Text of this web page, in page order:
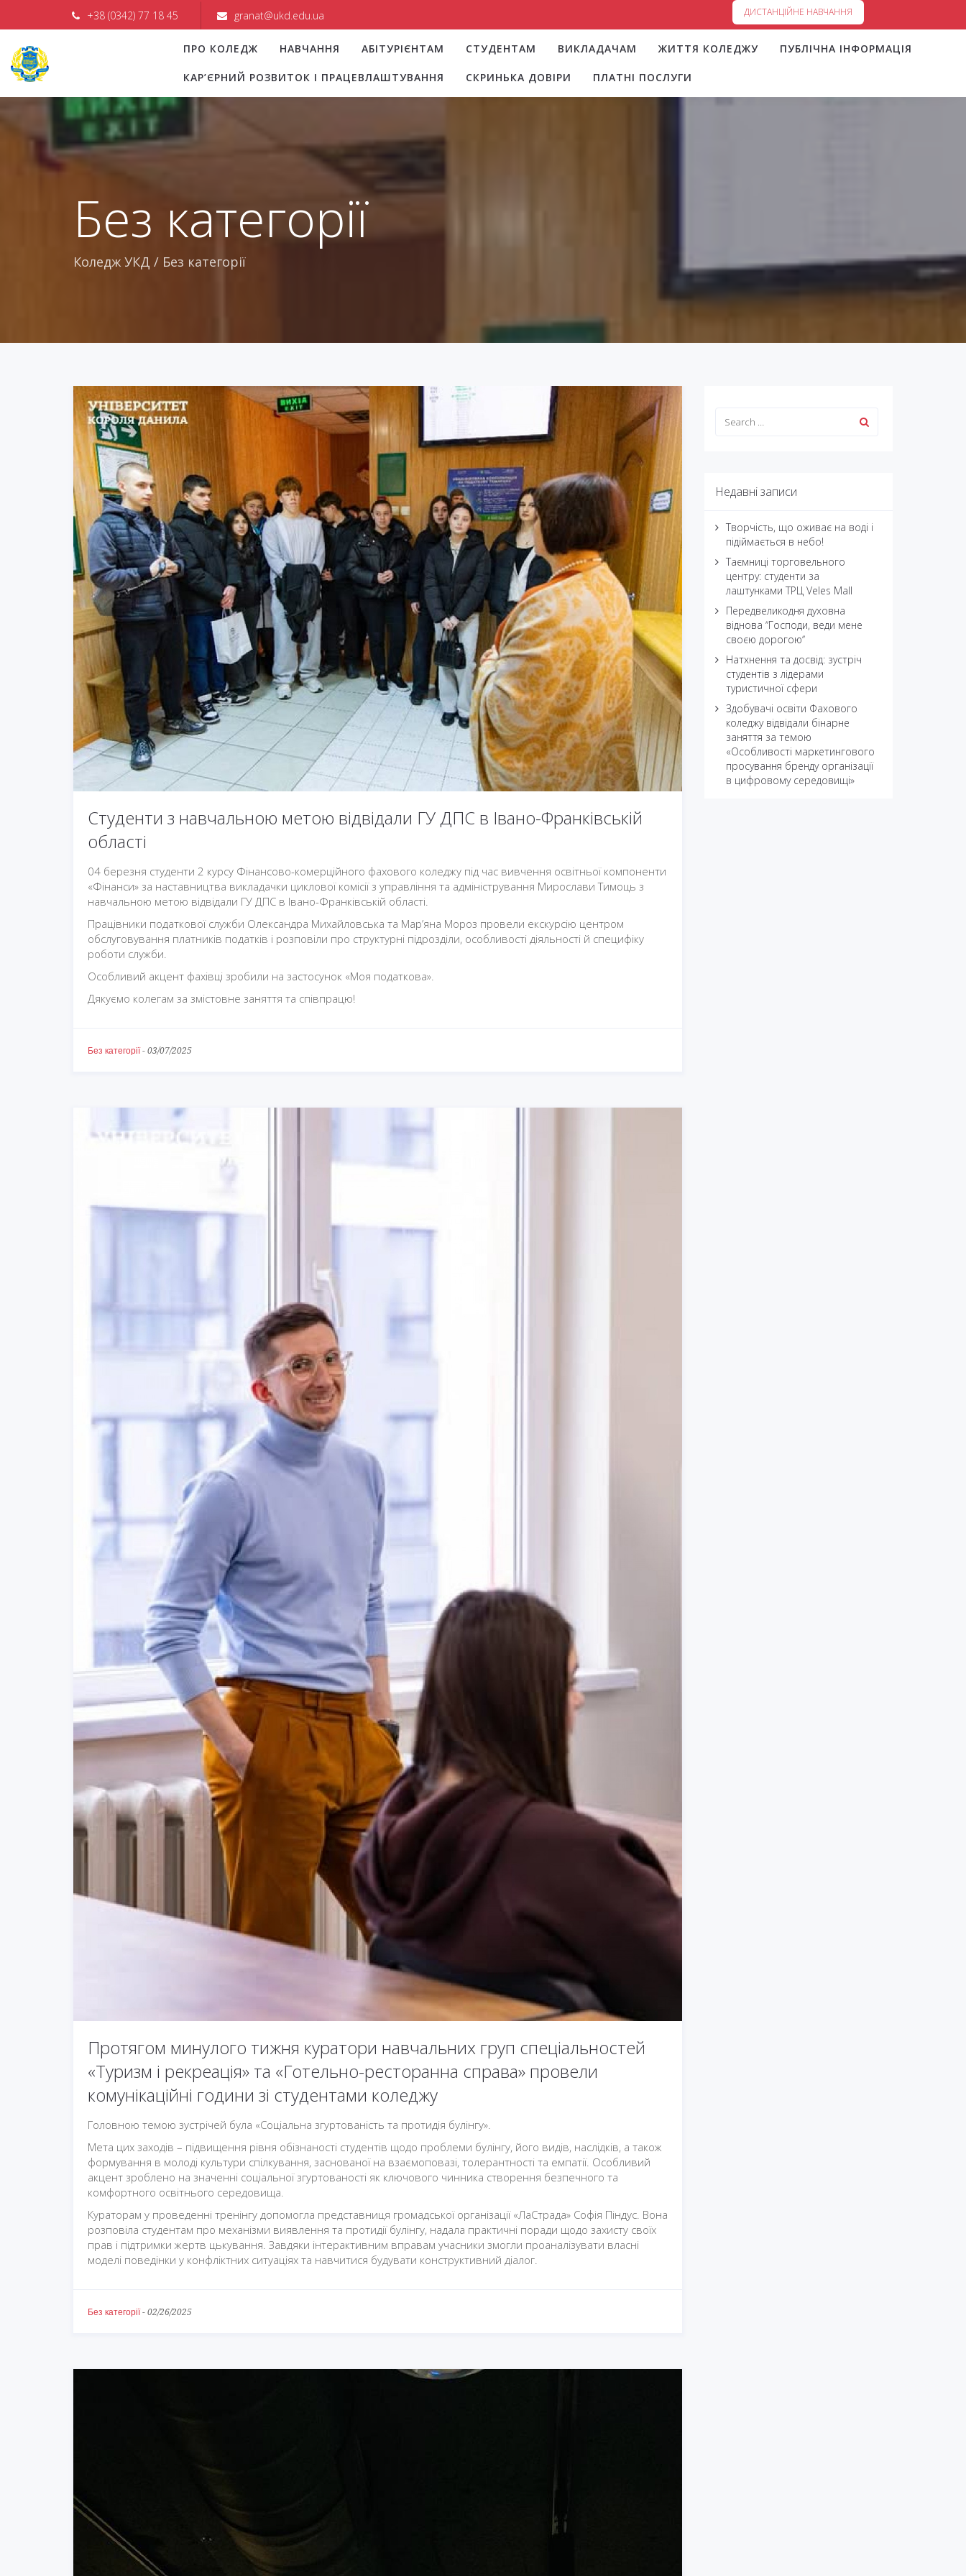
+38 (0342) 77 18 45 granat@ukd.edu.ua ДИСТАНЦІЙНЕ НАВЧАННЯ
ПРО КОЛЕДЖ НАВЧАННЯ АБІТУРІЄНТАМ СТУДЕНТАМ ВИКЛАДАЧАМ ЖИТТЯ КОЛЕДЖУ ПУБЛІЧНА ІНФОРМАЦІЯ
КАР’ЄРНИЙ РОЗВИТОК І ПРАЦЕВЛАШТУВАННЯ СКРИНЬКА ДОВІРИ ПЛАТНІ ПОСЛУГИ
Без категорії
Коледж УКД / Без категорії
Студенти з навчальною метою відвідали ГУ ДПС в Івано-Франківській
області
04 березня студенти 2 курсу Фінансово-комерційного фахового коледжу під час вивчення освітньої компоненти
«Фінанси» за наставництва викладачки циклової комісії з управління та адміністрування Мирослави Тимоць з
навчальною метою відвідали ГУ ДПС в Івано-Франківській області.
Працівники податкової служби Олександра Михайловська та Мар’яна Мороз провели екскурсію центром
обслуговування платників податків і розповіли про структурні підрозділи, особливості діяльності й специфіку
роботи служби.
Особливий акцент фахівці зробили на застосунок «Моя податкова».
Дякуємо колегам за змістовне заняття та співпрацю!
Без категорії- 03/07/2025
Протягом минулого тижня куратори навчальних груп спеціальностей
«Туризм і рекреація» та «Готельно-ресторанна справа» провели
комунікаційні години зі студентами коледжу
Головною темою зустрічей була «Соціальна згуртованість та протидія булінгу».
Мета цих заходів – підвищення рівня обізнаності студентів щодо проблеми булінгу, його видів, наслідків, а також
формування в молоді культури спілкування, заснованої на взаємоповазі, толерантності та емпатії. Особливий
акцент зроблено на значенні соціальної згуртованості як ключового чинника створення безпечного та
комфортного освітнього середовища.
Кураторам у проведенні тренінгу допомогла представниця громадської організації «ЛаСтрада» Софія Піндус. Вона
розповіла студентам про механізми виявлення та протидії булінгу, надала практичні поради щодо захисту своїх
прав і підтримки жертв цькування. Завдяки інтерактивним вправам учасники змогли проаналізувати власні
моделі поведінки у конфліктних ситуаціях та навчитися будувати конструктивний діалог.
Без категорії- 02/26/2025
Недавні записи
Творчість, що оживає на воді і
підіймається в небо!
Таємниці торговельного
центру: студенти за
лаштунками ТРЦ Veles Mall
Передвеликодня духовна
віднова ʼʼГосподи, веди мене
своєю дорогоюʼʼ
Натхнення та досвід: зустріч
студентів з лідерами
туристичної сфери
Здобувачі освіти Фахового
коледжу відвідали бінарне
заняття за темою
«Особливості маркетингового
просування бренду організації
в цифровому середовищі»